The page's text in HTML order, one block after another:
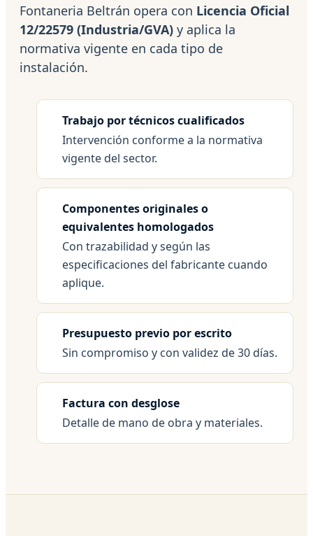
Fontaneria Beltrán opera con Licencia Oficial
12/22579 (Industria/GVA) y aplica la
normativa vigente en cada tipo de
instalación.
Trabajo por técnicos cualificados
Intervención conforme a la normativa
vigente del sector.
Componentes originales o
equivalentes homologados
Con trazabilidad y según las
especificaciones del fabricante cuando
aplique.
Presupuesto previo por escrito
Sin compromiso y con validez de 30 días.
Factura con desglose
Detalle de mano de obra y materiales.